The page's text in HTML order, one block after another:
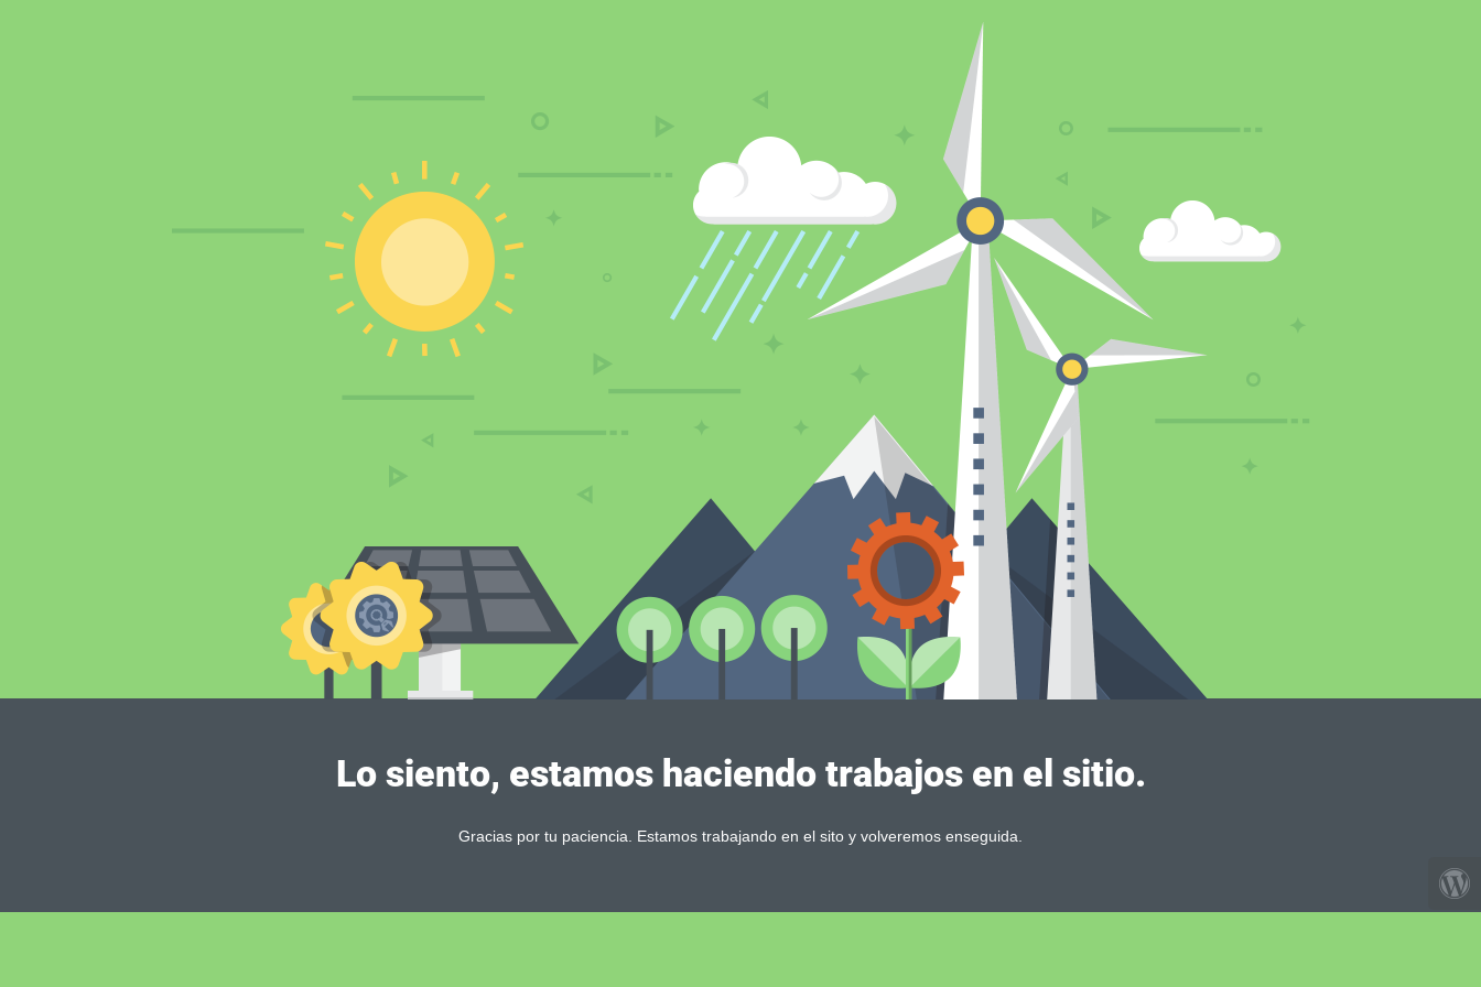
Lo siento, estamos haciendo trabajos en el sitio.
Gracias por tu paciencia. Estamos trabajando en el sito y volveremos enseguida.